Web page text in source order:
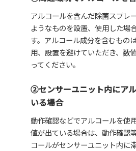
アルコールを含んだ除菌スプレ
ようなものを設置、使用した場
す。アルコール成分を含むもの
用、設置を避けていただき、数
ってください。
②センサーユニット内にア
いる場合
動作確認などでアルコールを使
値が出ている場合は、動作確認
コールがセンサーユニット内に